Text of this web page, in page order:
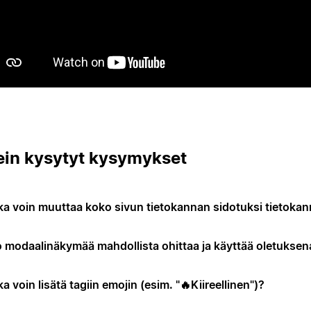
kysytyt kysymykset
voin muuttaa koko sivun tietokannan sidotuksi
modaalinäkymää mahdollista ohittaa ja käyttää
voin lisätä tagiin emojin (esim. "🔥Kiireellinen")?